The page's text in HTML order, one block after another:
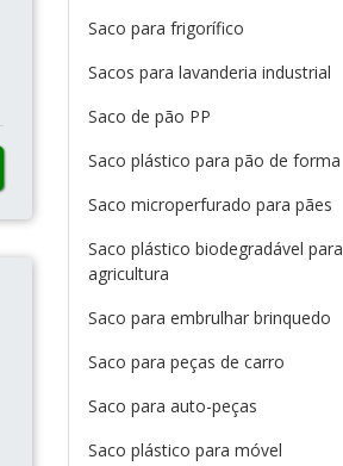
Saco para frigorífico
Sacos para lavanderia industrial
Saco de pão PP
Saco plástico para pão de forma
Saco microperfurado para pães
Saco plástico biodegradável para
agricultura
Saco para embrulhar brinquedo
Saco para peças de carro
Saco para auto-peças
Saco plástico para móvel